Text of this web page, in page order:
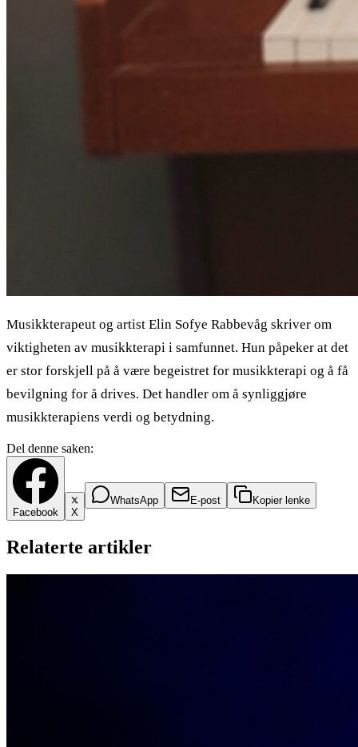
Musikkterapeut og artist Elin Sofye Rabbevåg skriver om
viktigheten av musikkterapi i samfunnet. Hun påpeker at det
er stor forskjell på å være begeistret for musikkterapi og å få
bevilgning for å drives. Det handler om å synliggjøre
musikkterapiens verdi og betydning.
Del denne saken:
Facebook X
WhatsApp E-post Kopier lenke
Relaterte artikler